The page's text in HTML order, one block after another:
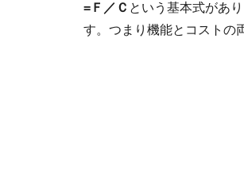
=Ｆ／Ｃ という基本式があり
す。つまり機能とコストの